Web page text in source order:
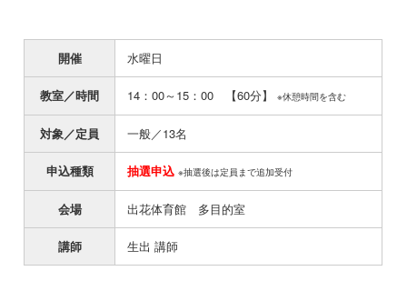
開催 水曜日
教室／時間 14：00～15：00 【60分】※休憩時間を含む
対象／定員 一般／13名
申込種類 抽選申込※抽選後は定員まで追加受付
会場 出花体育館 多目的室
講師 生出 講師